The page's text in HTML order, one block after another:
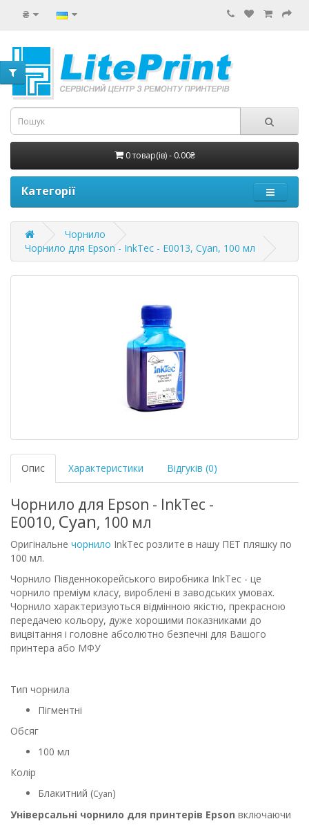
₴
0 товар(ів) - 0.00₴
Категорії
Чорнило
Чорнило для Epson - InkTec - E0013, Cyan, 100 мл
Опис Характеристики Відгуків (0)
Чорнило для Epson - InkTec -
E0010, Cyan, 100 мл
Оригінальне чорнило InkTec розлите в нашу ПЕТ пляшку по
100 мл.
Чорнило Південнокорейського виробника InkTec - це
чорнило преміум класу, вироблені в заводських умовах.
Чорнило характеризуються відмінною якістю, прекрасною
передачею кольору, дуже хорошими показниками до
вицвітання і головне абсолютно безпечні для Вашого
принтера або МФУ
Тип чорнила
Пігментні
Обсяг
100 мл
Колір
Блакитний (Cyan)
Універсальні чорнило для принтерів Epson включаючи